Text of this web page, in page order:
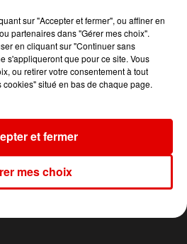
sur "Accepter et fermer", ou affiner en
partenaires dans "Gérer mes choix".
en cliquant sur "Continuer sans
s'appliqueront que pour ce site. Vous
ou retirer votre consentement à tout
situé en bas de chaque page.
mes choix
et fermer